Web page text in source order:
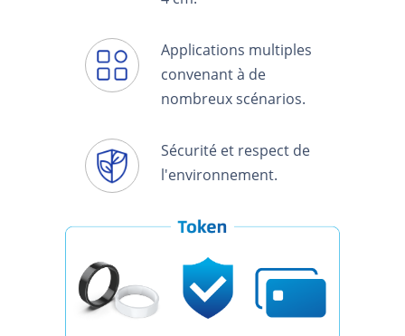
Applications multiples
convenant à de
nombreux scénarios.
Sécurité et respect de
l'environnement.